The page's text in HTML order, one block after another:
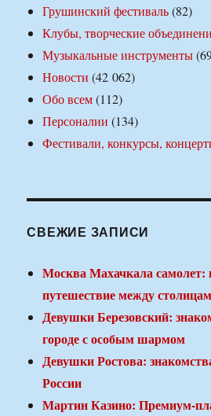
Грушинский фестиваль(82)
Клубы, творческие
Музыкальные инструменты
Новости (42 062)
Обо всем(112)
Персоналии (134)
Фестивали, конкурсы,
СВЕЖИЕ ЗАПИСИ
Москва Махачкала самолет:
путешествие между
Девушки Березовский:
городе с особым шармом
Девушки Ростова:
России
Мартин Казино: Премиум-